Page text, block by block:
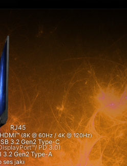
RJ45
HDMI™(8K @ 60Hz / 4K @ 120Hz)
3.2 Gen2 Type-C
PD 3.0)
3.2 Gen2 Type-A
ses jakı